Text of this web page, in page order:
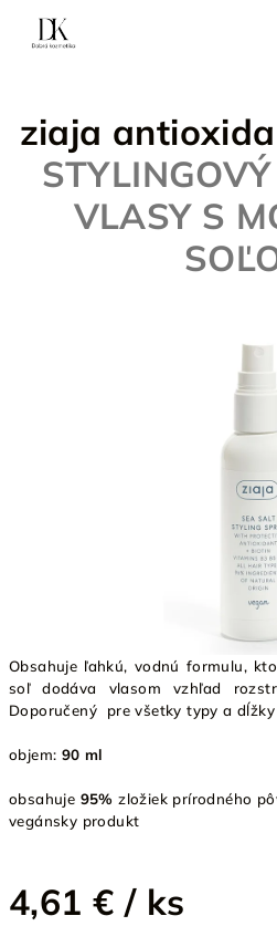
obsah
Obsahuje ľahkú, vodnú formulu,
soľ dodáva vlasom vzhľad
Doporučený pre všetky typy a dĺžky
objem: 90 ml
obsahuje 95% zložiek prírodného
vegánsky produkt
4,61 € / ks
ziaja
VLASY S